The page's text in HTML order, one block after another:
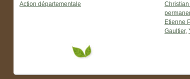
Action départementale
Etienne
Gaultier,